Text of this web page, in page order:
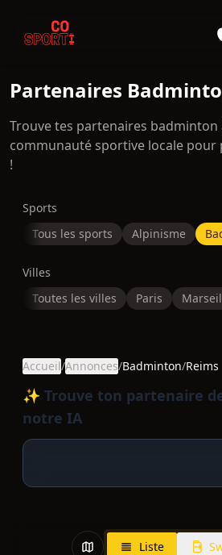
Partenaires
Trouve tes partenaires badminton
communauté sportive locale pour
!
Sports
Tous les sports
Alpinisme
Villes
Toutes les villes
Paris
Accueil/Annonces/Badminton/Reims
✨ Trouve ton partenaire
notre IA
Liste